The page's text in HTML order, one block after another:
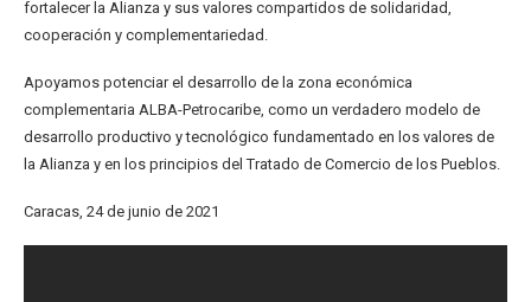
fortalecer la Alianza y sus valores compartidos de solidaridad,
cooperación y complementariedad.
Apoyamos potenciar el desarrollo de la zona económica
complementaria ALBA-Petrocaribe, como un verdadero modelo de
desarrollo productivo y tecnológico fundamentado en los valores de
la Alianza y en los principios del Tratado de Comercio de los Pueblos.
Caracas, 24 de junio de 2021